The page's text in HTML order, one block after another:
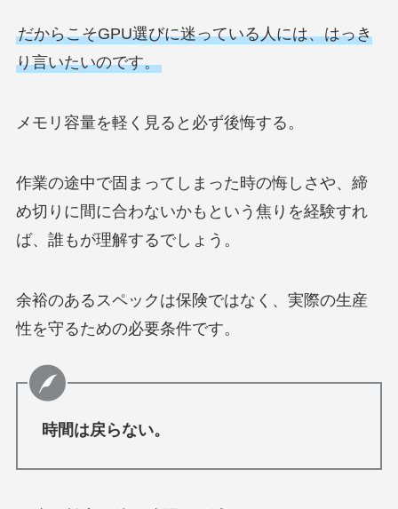
だからこそGPU選びに迷っている人には、はっき
り言いたいのです。
メモリ容量を軽く見ると必ず後悔する。
作業の途中で固まってしまった時の悔しさや、締
め切りに間に合わないかもという焦りを経験すれ
ば、誰もが理解するでしょう。
余裕のあるスペックは保険ではなく、実際の生産
性を守るための必要条件です。
時間は戻らない。